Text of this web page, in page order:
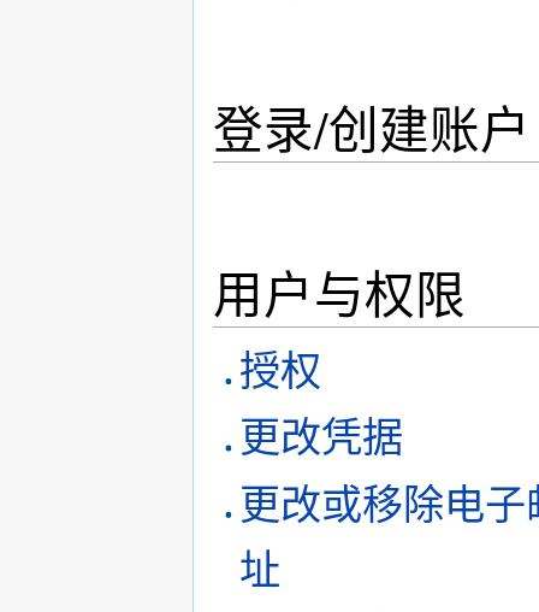
登录/创建账户
用户与权限
授权
更改凭据
更改或移除电子
址